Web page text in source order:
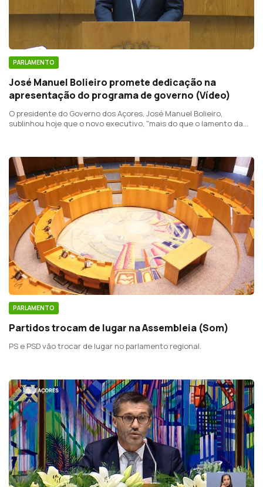
PARLAMENTO
José Manuel Bolieiro promete dedicação na
apresentação do programa de governo (Vídeo)
O presidente do Governo dos Açores, José Manuel Bolieiro,
sublinhou hoje que o novo executivo, "mais do que o lamento da
PARLAMENTO
Partidos trocam de lugar na Assembleia (Som)
PS e PSD vão trocar de lugar no parlamento regional.